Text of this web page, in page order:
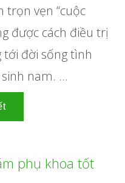
trọn vẹn “cuộc
được cách điều trị
tới đời sống tình
nam. ...
phụ khoa tốt